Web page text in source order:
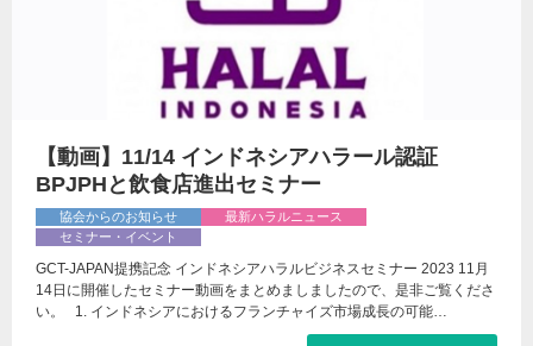
【動画】11/14 インドネシアハラール認証
BPJPHと飲食店進出セミナー
協会からのお知らせ
最新ハラルニュース
セミナー・イベント
GCT-JAPAN提携記念 インドネシアハラルビジネスセミナー 2023 11月
14日に開催したセミナー動画をまとめましましたので、是非ご覧くださ
い。 1. インドネシアにおけるフランチャイズ市場成長の可能…